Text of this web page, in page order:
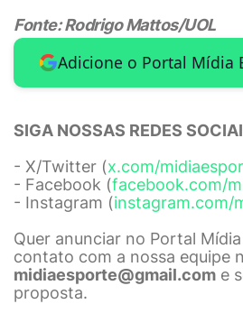
Fonte: Rodrigo Mattos/UOL
Adicione o Portal Mídia
SIGA NOSSAS REDES
- X/Twitter (x.com/
- Facebook (facebook.com/
- Instagram (instagram.com/
Quer anunciar no Portal
contato com a nossa equipe
midiaesporte@gmail.com e
proposta.